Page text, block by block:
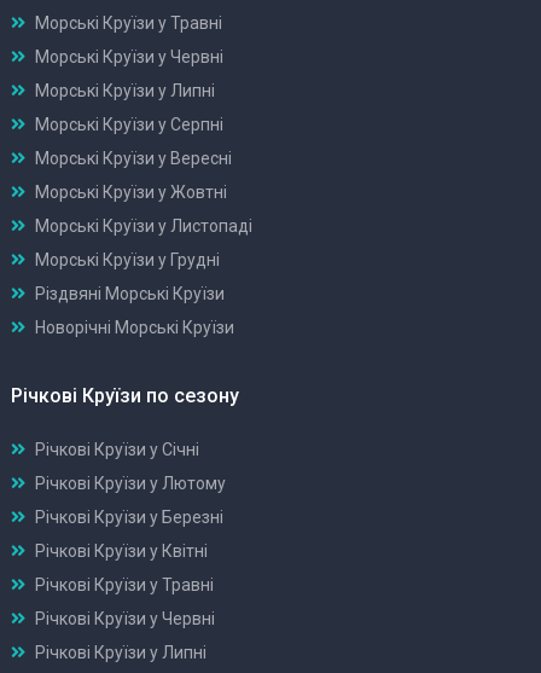
Морські Круїзи у Травні
Морські Круїзи у Червні
Морські Круїзи у Липні
Морські Круїзи у Серпні
Морські Круїзи у Вересні
Морські Круїзи у Жовтні
Морські Круїзи у Листопаді
Морські Круїзи у Грудні
Різдвяні Морські Круїзи
Новорічні Морські Круїзи
Річкові Круїзи по сезону
Річкові Круїзи у Січні
Річкові Круїзи у Лютому
Річкові Круїзи у Березні
Річкові Круїзи у Квітні
Річкові Круїзи у Травні
Річкові Круїзи у Червні
Річкові Круїзи у Липні